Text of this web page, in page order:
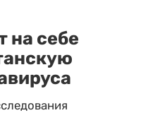
на себе